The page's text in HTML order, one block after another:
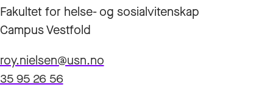
Fakultet for helse- og sosialvitenskap
Campus Vestfold
roy.nielsen@usn.no
35 95 26 56